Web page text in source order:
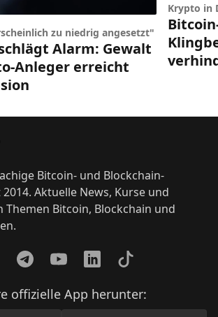
zu niedrig angesetzt"
Alarm: Gewalt
Anleger erreicht
Krypto in
Bitcoin- und Blockchain-
Aktuelle News, Kurse und
Themen Bitcoin, Blockchain und
TelegramYouTubeLinkedInTikTok
offizielle App herunter: